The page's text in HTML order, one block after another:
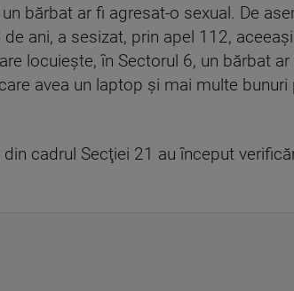
bărbat ar fi agresat-o sexual. De
ani, a sesizat, prin apel 112,
locuieşte, în Sectorul 6, un bărbat
avea un laptop şi mai multe bunuri
cadrul Secţiei 21 au început